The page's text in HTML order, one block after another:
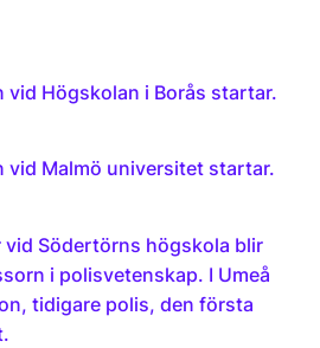
vid Högskolan i Borås startar.
vid Malmö universitet startar.
vid Södertörns högskola blir
i polisvetenskap. I Umeå
tidigare polis, den första